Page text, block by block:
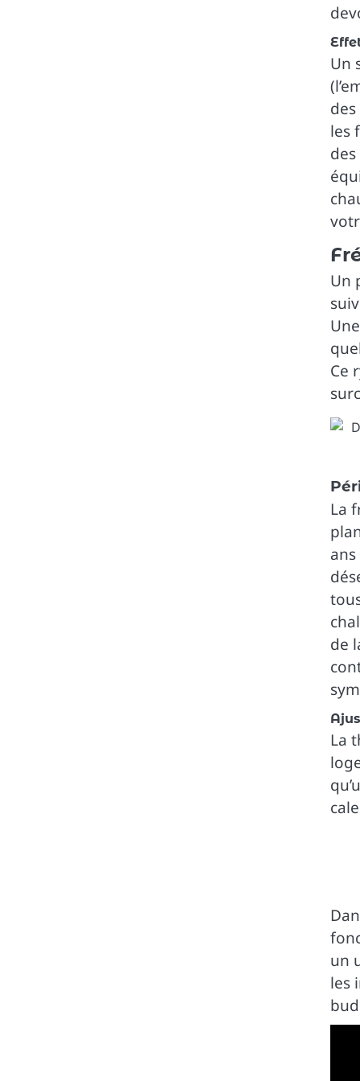
Un
les
Un
Ce
La
de
La
un
les